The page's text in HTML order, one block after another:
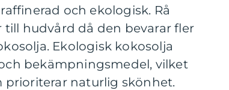
och ekologisk. Rå
hudvård då den bevarar fler
Ekologisk kokosolja
bekämpningsmedel, vilket
prioriterar naturlig skönhet.